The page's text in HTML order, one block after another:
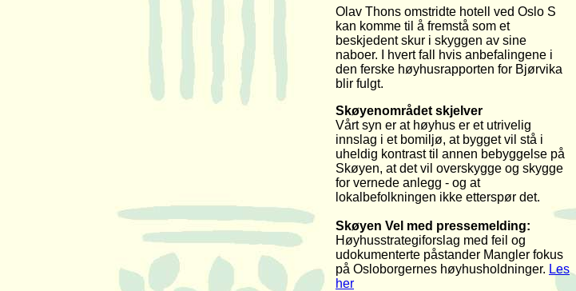
Olav Thons omstridte hotell
ved Oslo S
kan komme til å fremstå som et
beskjedent skur i skyggen av sine
naboer. I hvert fall hvis anbefalingene i
den ferske høyhusrapporten for Bjørvika
blir fulgt.
Skøyenområdet skjelver
Vårt syn er at høyhus er et utrivelig
innslag i et bomiljø, at bygget vil stå i
uheldig kontrast til annen bebyggelse på
Skøyen, at det vil overskygge og skygge
for vernede anlegg - og at
lokalbefolkningen ikke etterspør det.
Skøyen Vel med pressemelding:
Høyhusstrategiforslag med feil og
udokumenterte påstander Mangler fokus
på Osloborgernes høyhusholdninger. Les
her